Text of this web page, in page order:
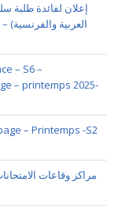
إعلان لفائدة طلبة
العربية والفرنسية)
– S6 –
– printemps 2025-
– Printemps -S2
مراكز وقاعات